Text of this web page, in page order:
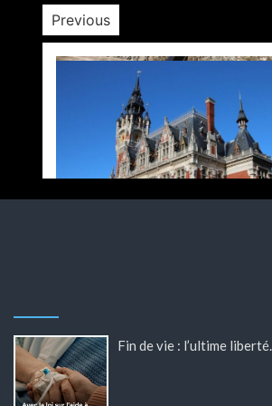
Previous
Fin de vie : l’ultime liberté…